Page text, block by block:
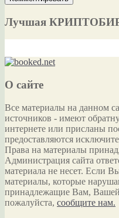
Лучшая
О сайте
Все материалы на данном
источников - имеют
интернете или присланы
предоставляются
Права на материалы
Администрация сайта
материала не несет. Если
материалы, которые
принадлежащие Вам,
пожалуйста, сообщите нам.